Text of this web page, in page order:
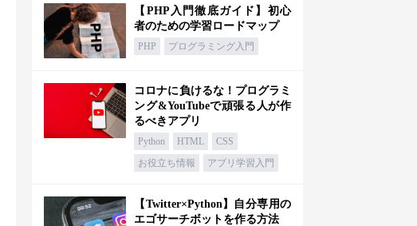
【PHP入門徹底ガイド】初心
者のための学習ロードマップ
PHP プログラミング入門
コロナに負けるな！プログラミ
ング&YouTubeで頑張る人が作
るべきアプリ
Python HTML
CSS
お役立ち情報
アプリ学習入門
【Twitter×Python】自分専用の
エゴサーチボットを作る方法